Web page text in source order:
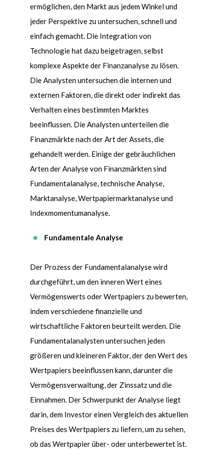
ermöglichen, den Markt aus jedem Winkel und
jeder Perspektive zu untersuchen, schnell und
einfach gemacht. Die Integration von
Technologie hat dazu beigetragen, selbst
komplexe Aspekte der Finanzanalyse zu lösen.
Die Analysten untersuchen die internen und
externen Faktoren, die direkt oder indirekt das
Verhalten eines bestimmten Marktes
beeinflussen. Die Analysten unterteilen die
Finanzmärkte nach der Art der Assets, die
gehandelt werden. Einige der gebräuchlichen
Arten der Analyse von Finanzmärkten sind
Fundamentalanalyse, technische Analyse,
Marktanalyse, Wertpapiermarktanalyse und
Indexmomentumanalyse.
Fundamentale Analyse
Der Prozess der Fundamentalanalyse wird
durchgeführt, um den inneren Wert eines
Vermögenswerts oder Wertpapiers zu bewerten,
indem verschiedene finanzielle und
wirtschaftliche Faktoren beurteilt werden. Die
Fundamentalanalysten untersuchen jeden
größeren und kleineren Faktor, der den Wert des
Wertpapiers beeinflussen kann, darunter die
Vermögensverwaltung, der Zinssatz und die
Einnahmen. Der Schwerpunkt der Analyse liegt
darin, dem Investor einen Vergleich des aktuellen
Preises des Wertpapiers zu liefern, um zu sehen,
ob das Wertpapier über- oder unterbewertet ist.